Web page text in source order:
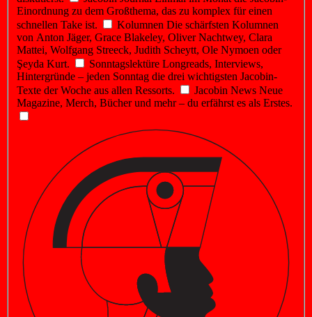
Einordnung zu dem Großthema, das zu komplex für einen
schnellen Take ist.
Kolumnen Die schärfsten Kolumnen
von Anton Jäger, Grace Blakeley, Oliver Nachtwey, Clara
Mattei, Wolfgang Streeck, Judith Scheytt, Ole Nymoen oder
Şeyda Kurt.
Sonntagslektüre Longreads, Interviews,
Hintergründe – jeden Sonntag die drei wichtigsten Jacobin-
Texte der Woche aus allen Ressorts.
Jacobin News Neue
Magazine, Merch, Bücher und mehr – du erfährst es als Erstes.